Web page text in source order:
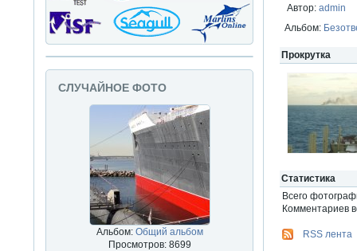
Автор:admin
Альбом:
Прокрутка
Статистика
Всего
Комментариев
RSS лента
СЛУЧАЙНОЕ ФОТО
Альбом: Общий альбом
Просмотров: 8699